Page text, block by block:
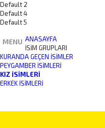
Default 2
Default 4
Default 5
MENU ANASAYFA
İSİM GRUPLARI
KURANDA GEÇEN İSIMLER
PEYGAMBER İSIMLERI
KIZ İSIMLERI
ERKEK İSIMLERI